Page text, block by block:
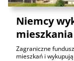
Niemcy
Zagraniczne
mieszkań i